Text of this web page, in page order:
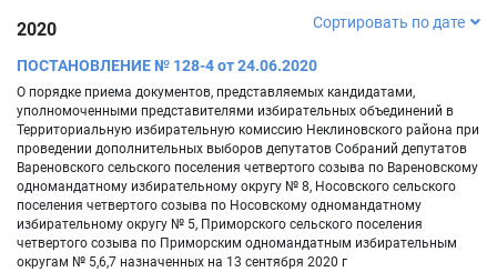
2020 Сортировать по дате
ПОСТАНОВЛЕНИЕ № 128-4 от 24.06.2020
О порядке приема документов, представляемых кандидатами,
уполномоченными представителями избирательных объединений в
Территориальную избирательную комиссию Неклиновского района при
проведении дополнительных выборов депутатов Собраний депутатов
Вареновского сельского поселения четвертого созыва по Вареновскому
одномандатному избирательному округу № 8, Носовского сельского
поселения четвертого созыва по Носовскому одномандатному
избирательному округу № 5, Приморского сельского поселения
четвертого созыва по Приморским одномандатным избирательным
округам № 5,6,7 назначенных на 13 сентября 2020 г